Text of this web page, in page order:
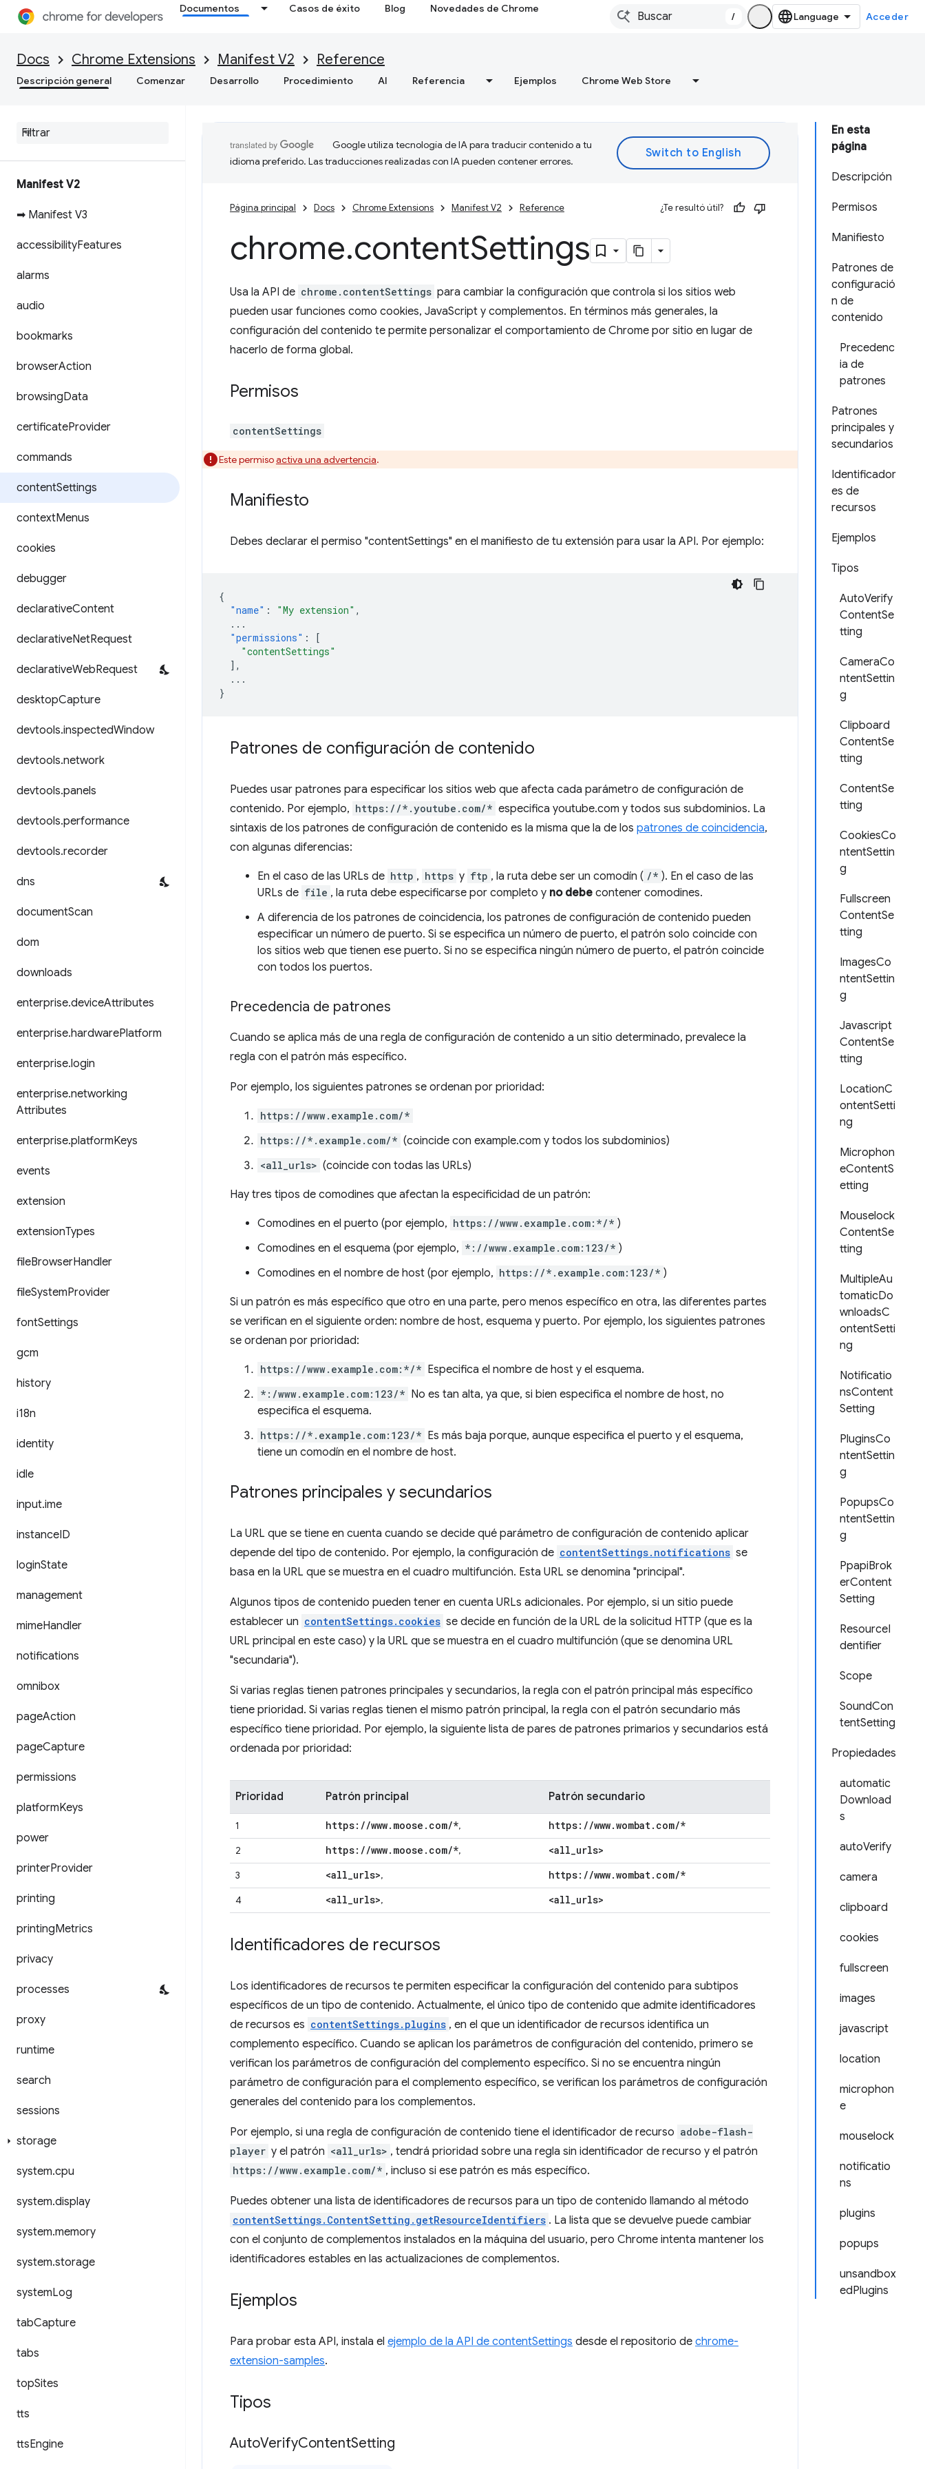
Documentos Casos de éxito Blog Novedades de Chrome
/ Acceder
Docs Chrome Extensions Manifest V2 Reference
Descripción general Comenzar Desarrollo Procedimiento AI Referencia Ejemplos Chrome Web Store
Manifest V2
➡ Manifest V3
accessibilityFeatures
alarms
audio
bookmarks
browserAction
browsingData
certificateProvider
commands
contentSettings
contextMenus
cookies
debugger
declarativeContent
declarativeNetRequest
declarativeWebRequest
desktopCapture
devtools.inspectedWindow
devtools.network
devtools.panels
devtools.performance
devtools.recorder
dns
documentScan
dom
downloads
enterprise.deviceAttributes
enterprise.hardwarePlatform
enterprise.login
enterprise.networking
Attributes
enterprise.platformKeys
events
extension
extensionTypes
fileBrowserHandler
fileSystemProvider
fontSettings
gcm
history
i18n
identity
idle
input.ime
instanceID
loginState
management
mimeHandler
notifications
omnibox
pageAction
pageCapture
permissions
platformKeys
power
printerProvider
printing
printingMetrics
privacy
processes
proxy
runtime
search
sessions
storage
system.cpu
system.display
system.memory
system.storage
systemLog
tabCapture
tabs
topSites
tts
ttsEngine
En esta
página
Descripción
Permisos
Manifiesto
Patrones de
configuració
n de
contenido
Precedenc
ia de
patrones
Patrones
principales y
secundarios
Identificador
es de
recursos
Ejemplos
Tipos
AutoVerify
ContentSe
tting
CameraCo
ntentSettin
g
Clipboard
ContentSe
tting
ContentSe
tting
CookiesCo
ntentSettin
g
Fullscreen
ContentSe
tting
ImagesCo
ntentSettin
g
Javascript
ContentSe
tting
LocationC
ontentSetti
ng
Microphon
eContentS
etting
Mouselock
ContentSe
tting
MultipleAu
tomaticDo
wnloadsC
ontentSetti
ng
Notificatio
nsContent
Setting
PluginsCo
ntentSettin
g
PopupsCo
ntentSettin
g
PpapiBrok
erContent
Setting
ResourceI
dentifier
Scope
SoundCon
tentSetting
Propiedades
automatic
Download
s
autoVerify
camera
clipboard
cookies
fullscreen
images
javascript
location
microphon
e
mouselock
notificatio
ns
plugins
popups
unsandbox
edPlugins
Google utiliza tecnología de IA para traducir contenido a tu
idioma preferido. Las traducciones realizadas con IA pueden contener errores.
Página principal Docs Chrome Extensions Manifest V2 Reference ¿Te resultó útil?
chrome.contentSettings
Usa la API de chrome.contentSettings para cambiar la configuración que controla si los sitios web
pueden usar funciones como cookies, JavaScript y complementos. En términos más generales, la
configuración del contenido te permite personalizar el comportamiento de Chrome por sitio en lugar de
hacerlo de forma global.
Permisos
contentSettings
Este permisoactiva una advertencia.
Manifiesto
Debes declarar el permiso "contentSettings" en el manifiesto de tu extensión para usar la API. Por ejemplo:
{
"name" : "My extension" ,
...
"permissions" :
[
"contentSettings"
],
...
}
Patrones de configuración de contenido
Puedes usar patrones para especificar los sitios web que afecta cada parámetro de configuración de
contenido. Por ejemplo, https://*.youtube.com/* especifica youtube.com y todos sus subdominios. La
sintaxis de los patrones de configuración de contenido es la misma que la de los patrones de coincidencia,
con algunas diferencias:
En el caso de las URLs de http , https y ftp , la ruta debe ser un comodín ( /* ). En el caso de las
URLs de file , la ruta debe especificarse por completo y no debe contener comodines.
A diferencia de los patrones de coincidencia, los patrones de configuración de contenido pueden
especificar un número de puerto. Si se especifica un número de puerto, el patrón solo coincide con
los sitios web que tienen ese puerto. Si no se especifica ningún número de puerto, el patrón coincide
con todos los puertos.
Precedencia de patrones
Cuando se aplica más de una regla de configuración de contenido a un sitio determinado, prevalece la
regla con el patrón más específico.
Por ejemplo, los siguientes patrones se ordenan por prioridad:
https://www.example.com/*
https://*.example.com/* (coincide con example.com y todos los subdominios)
<all_urls> (coincide con todas las URLs)
Hay tres tipos de comodines que afectan la especificidad de un patrón:
Comodines en el puerto (por ejemplo, https://www.example.com:*/* )
Comodines en el esquema (por ejemplo, *://www.example.com:123/* )
Comodines en el nombre de host (por ejemplo, https://*.example.com:123/* )
Si un patrón es más específico que otro en una parte, pero menos específico en otra, las diferentes partes
se verifican en el siguiente orden: nombre de host, esquema y puerto. Por ejemplo, los siguientes patrones
se ordenan por prioridad:
https://www.example.com:*/* Especifica el nombre de host y el esquema.
*:/www.example.com:123/* No es tan alta, ya que, si bien especifica el nombre de host, no
especifica el esquema.
https://*.example.com:123/* Es más baja porque, aunque especifica el puerto y el esquema,
tiene un comodín en el nombre de host.
Patrones principales y secundarios
La URL que se tiene en cuenta cuando se decide qué parámetro de configuración de contenido aplicar
depende del tipo de contenido. Por ejemplo, la configuración de contentSettings.notifications se
basa en la URL que se muestra en el cuadro multifunción. Esta URL se denomina "principal".
Algunos tipos de contenido pueden tener en cuenta URLs adicionales. Por ejemplo, si un sitio puede
establecer un contentSettings.cookies se decide en función de la URL de la solicitud HTTP (que es la
URL principal en este caso) y la URL que se muestra en el cuadro multifunción (que se denomina URL
"secundaria").
Si varias reglas tienen patrones principales y secundarios, la regla con el patrón principal más específico
tiene prioridad. Si varias reglas tienen el mismo patrón principal, la regla con el patrón secundario más
específico tiene prioridad. Por ejemplo, la siguiente lista de pares de patrones primarios y secundarios está
ordenada por prioridad:
Prioridad Patrón principal Patrón secundario
1 https: //www. moose . com/*, https: //www.wombat. com/*
2 https: //www. moose . com/*, <all_urls>
3 <all_urls>, https: //www.wombat. com/*
4 <all_urls>, <all_urls>
Identificadores de recursos
Los identificadores de recursos te permiten especificar la configuración del contenido para subtipos
específicos de un tipo de contenido. Actualmente, el único tipo de contenido que admite identificadores
de recursos es contentSettings.plugins , en el que un identificador de recursos identifica un
complemento específico. Cuando se aplican los parámetros de configuración del contenido, primero se
verifican los parámetros de configuración del complemento específico. Si no se encuentra ningún
parámetro de configuración para el complemento específico, se verifican los parámetros de configuración
generales del contenido para los complementos.
Por ejemplo, si una regla de configuración de contenido tiene el identificador de recurso adobe-flash-
player y el patrón <all_urls> , tendrá prioridad sobre una regla sin identificador de recurso y el patrón
https://www.example.com/* , incluso si ese patrón es más específico.
Puedes obtener una lista de identificadores de recursos para un tipo de contenido llamando al método
contentSettings.ContentSetting.getResourceIdentifiers . La lista que se devuelve puede cambiar
con el conjunto de complementos instalados en la máquina del usuario, pero Chrome intenta mantener los
identificadores estables en las actualizaciones de complementos.
Ejemplos
Para probar esta API, instala el ejemplo de la API de contentSettings desde el repositorio de chrome-
extension-samples.
Tipos
AutoVerifyContentSetting